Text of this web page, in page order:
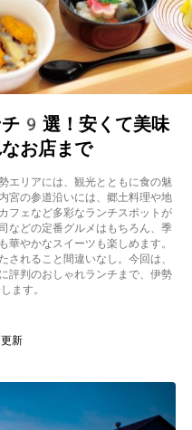
チ9選！安くて美味
お店まで
エリアには、観光とともに食の魅
宮の参道沿いには、郷土料理や地
フェなど多彩なランチスポットが
などの定番グルメはもちろん、季
やかなスイーツも楽しめます。
れること間違いなし。今回は、
評判のおしゃれランチまで、伊勢
ます。
新